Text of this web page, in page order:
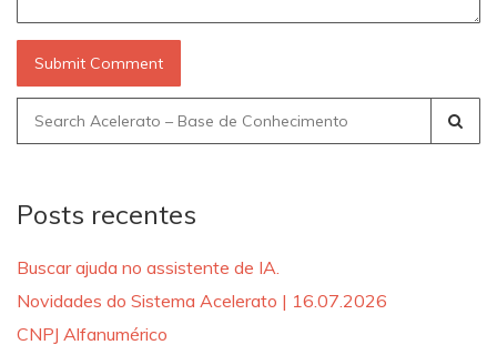
Search
for:
Posts recentes
Buscar ajuda no assistente de IA.
Novidades do Sistema Acelerato | 16.07.2026
CNPJ Alfanumérico